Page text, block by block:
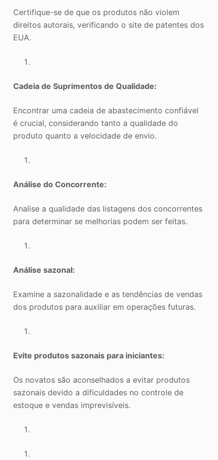
Certifique-se de que os produtos não violem
direitos autorais, verificando o site de patentes dos
EUA.
Cadeia de Suprimentos de Qualidade:
Encontrar uma cadeia de abastecimento confiável
é crucial, considerando tanto a qualidade do
produto quanto a velocidade de envio.
Análise do Concorrente:
Analise a qualidade das listagens dos concorrentes
para determinar se melhorias podem ser feitas.
Análise sazonal:
Examine a sazonalidade e as tendências de vendas
dos produtos para auxiliar em operações futuras.
Evite produtos sazonais para iniciantes:
Os novatos são aconselhados a evitar produtos
sazonais devido a dificuldades no controle de
estoque e vendas imprevisíveis.